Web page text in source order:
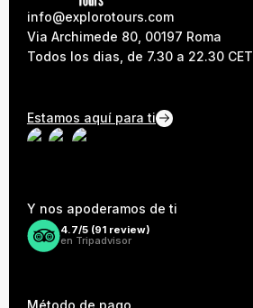
info@explorotours.com
Via Archimede 80, 00197 Roma
Todos los dias, de 7.30 a 22.30 CET
Estamos aquí para ti
Y nos apoderamos de ti
4.7/5 (91review)
en Tripadvisor